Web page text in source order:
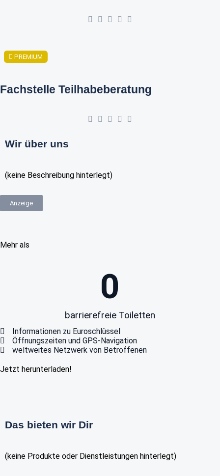
PREMIUM
Fachstelle Teilhabeberatung
Wir über uns
(keine Beschreibung hinterlegt)
Anzeige
Mehr als
barrierefreie Toiletten
0
Informationen zu Euroschlüssel
Öffnungszeiten und GPS-Navigation
weltweites Netzwerk von Betroffenen
Jetzt herunterladen!
Das bieten wir Dir
(keine Produkte oder Dienstleistungen hinterlegt)